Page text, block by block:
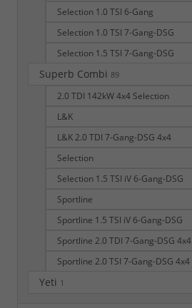
Selection 1.0 TSI 6-Gang
Selection 1.0 TSI 7-Gang-DSG
Selection 1.5 TSI 7-Gang-DSG
Superb Combi 89
2.0 TDI 142kW 4x4 Selection
L&K
L&K 2.0 TDI 7-Gang-DSG 4x4
Selection
Selection 1.5 TSI iV 6-Gang-DSG
Sportline
Sportline 1.5 TSI iV 6-Gang-DSG
Sportline 2.0 TDI 7-Gang-DSG 4x4
Sportline 2.0 TSI 7-Gang-DSG 4x4
Yeti 1